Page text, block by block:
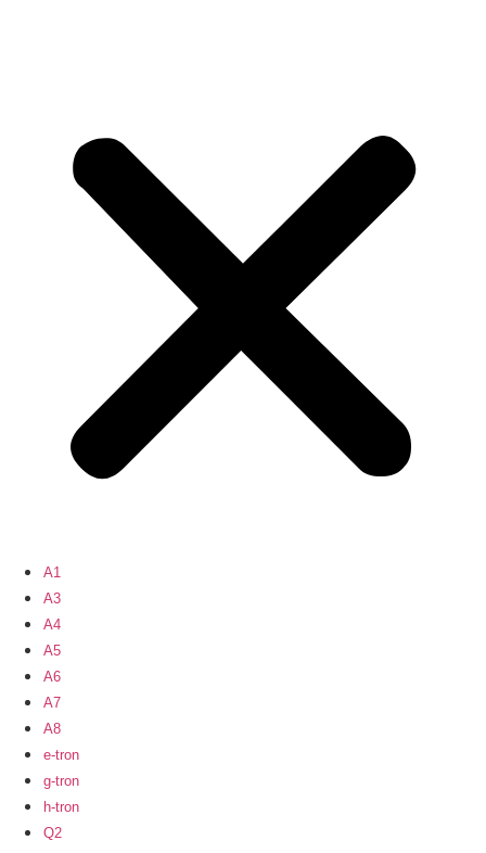
A1
A3
A4
A5
A6
A7
A8
e-tron
g-tron
h-tron
Q2